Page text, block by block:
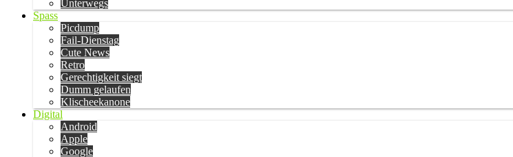
Unterwegs
Spass
Picdump
Fail-Dienstag
Cute News
Retro
Gerechtigkeit siegt
Dumm gelaufen
Klischeekanone
Digital
Android
Apple
Google